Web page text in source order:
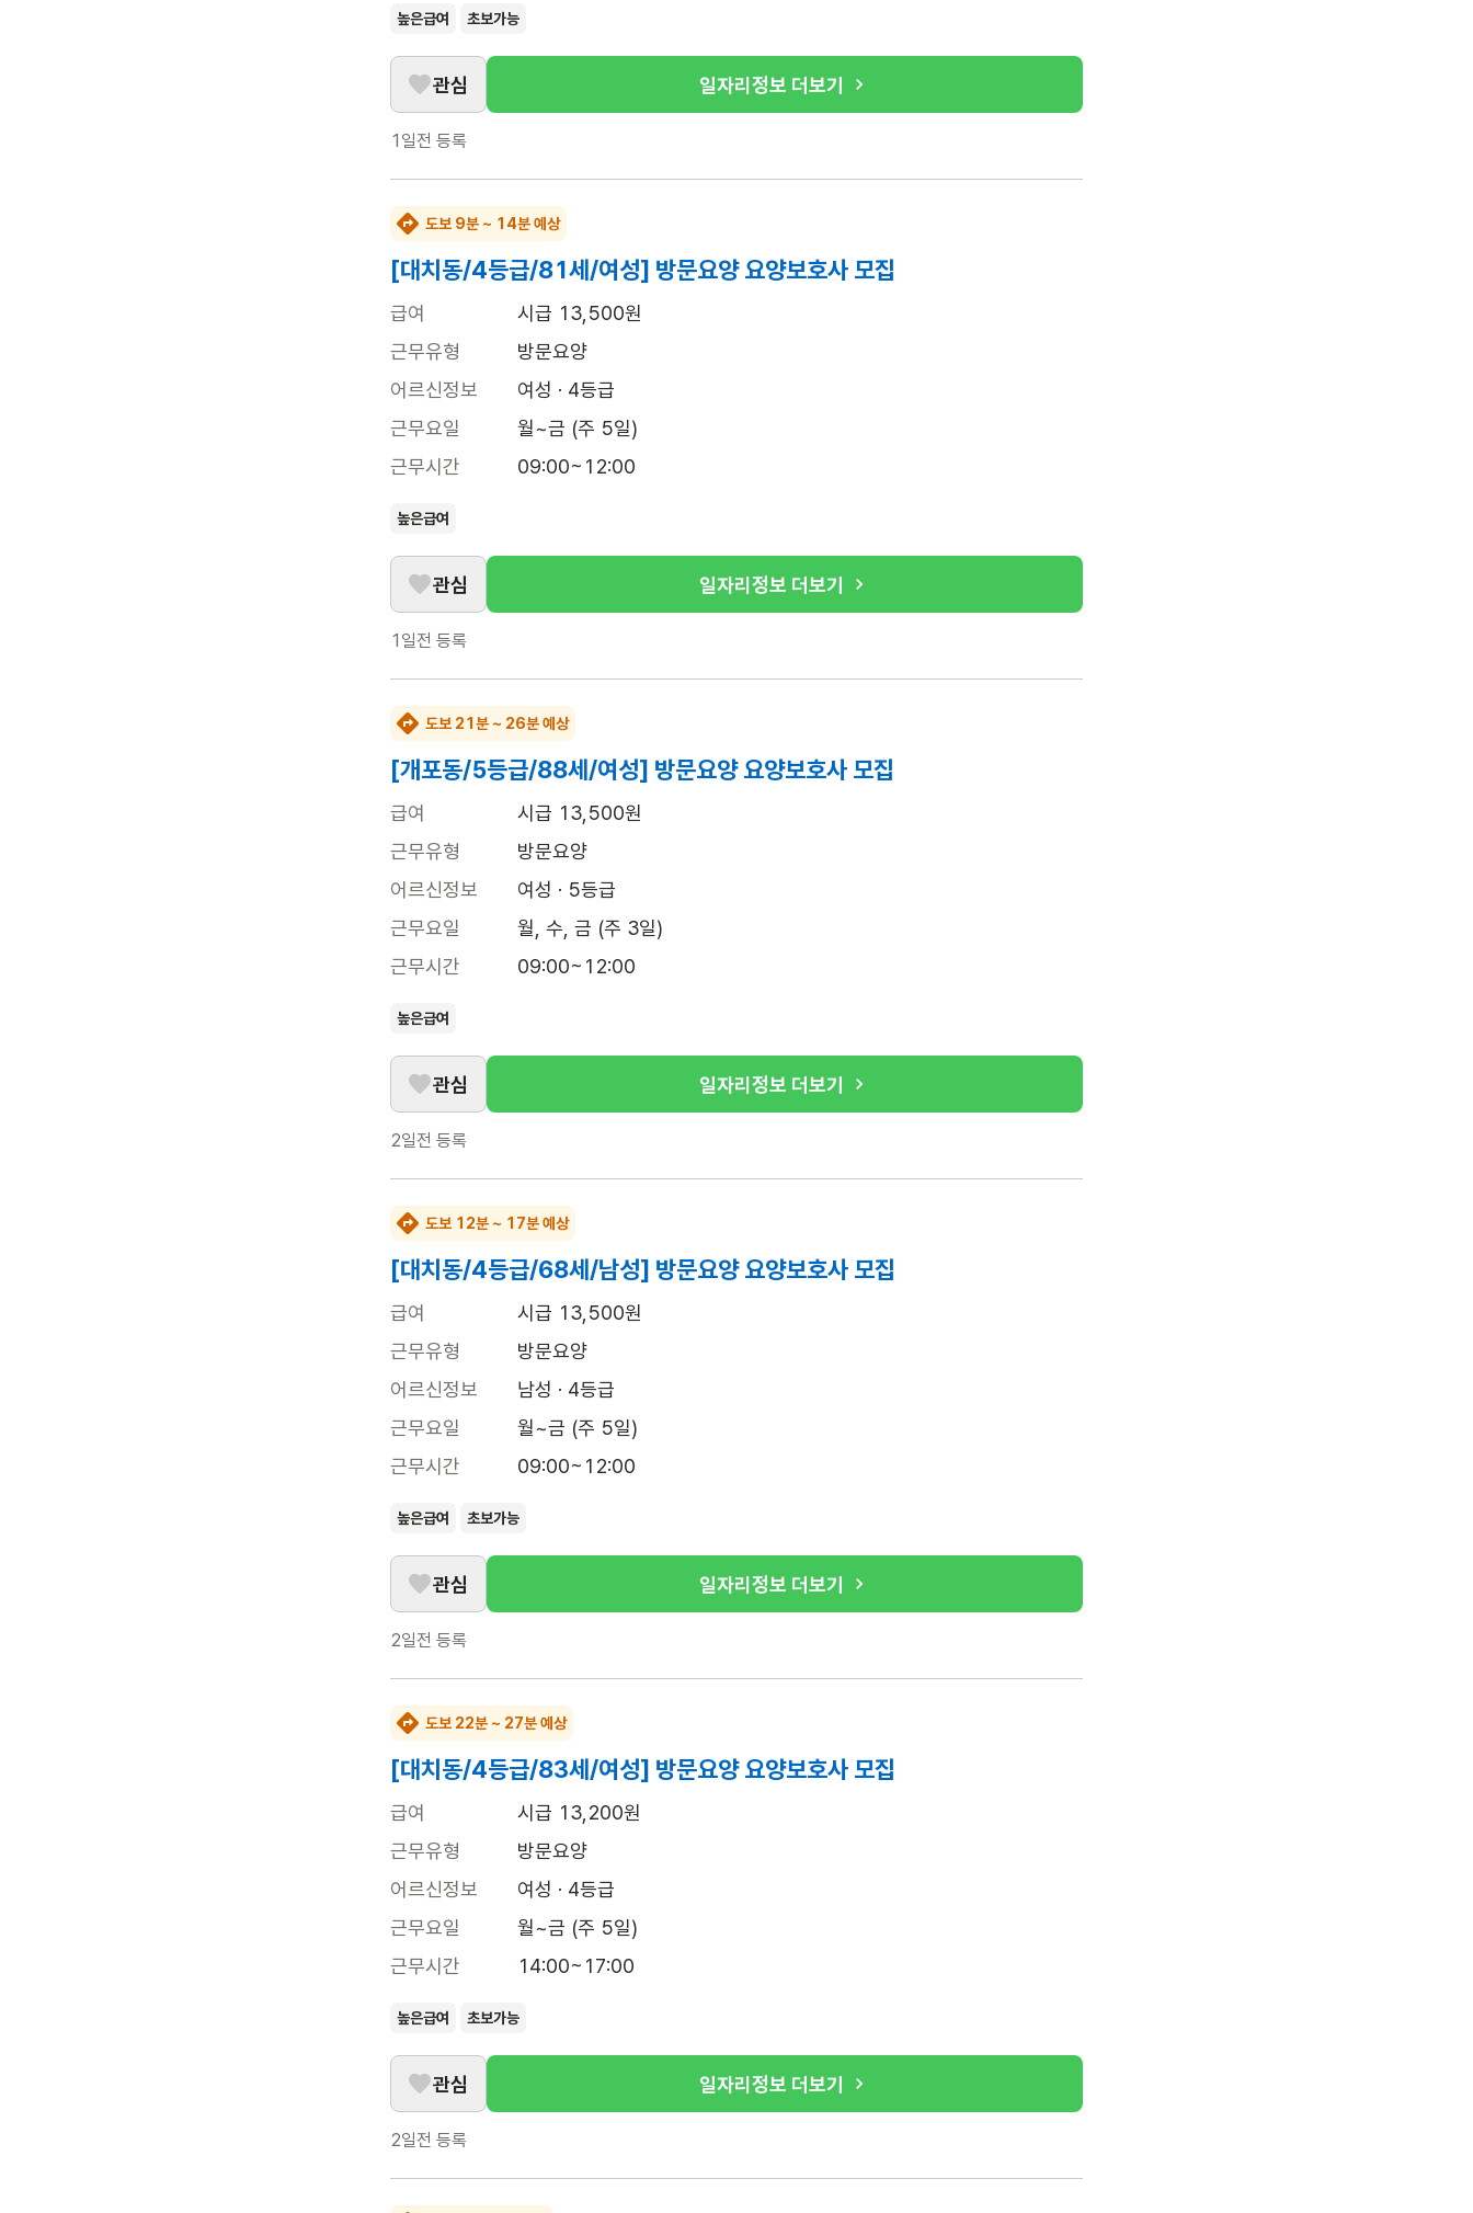
높은급여 초보가능
관심 일자리정보 더보기
1일전 등록
도보 9분 ~ 14분 예상
[대치동/4등급/81세/여성] 방문요양 요양보호사 모집
급여
시급 13,500원
근무유형
방문요양
어르신정보
여성 · 4등급
근무요일
월~금 (주 5일)
근무시간
09:00~12:00
높은급여
관심 일자리정보 더보기
1일전 등록
도보 21분 ~ 26분 예상
[개포동/5등급/88세/여성] 방문요양 요양보호사 모집
급여
시급 13,500원
근무유형
방문요양
어르신정보
여성 · 5등급
근무요일
월, 수, 금 (주 3일)
근무시간
09:00~12:00
높은급여
관심 일자리정보 더보기
2일전 등록
도보 12분 ~ 17분 예상
[대치동/4등급/68세/남성] 방문요양 요양보호사 모집
급여
시급 13,500원
근무유형
방문요양
어르신정보
남성 · 4등급
근무요일
월~금 (주 5일)
근무시간
09:00~12:00
높은급여 초보가능
관심 일자리정보 더보기
2일전 등록
도보 22분 ~ 27분 예상
[대치동/4등급/83세/여성] 방문요양 요양보호사 모집
급여
시급 13,200원
근무유형
방문요양
어르신정보
여성 · 4등급
근무요일
월~금 (주 5일)
근무시간
14:00~17:00
높은급여 초보가능
관심 일자리정보 더보기
2일전 등록